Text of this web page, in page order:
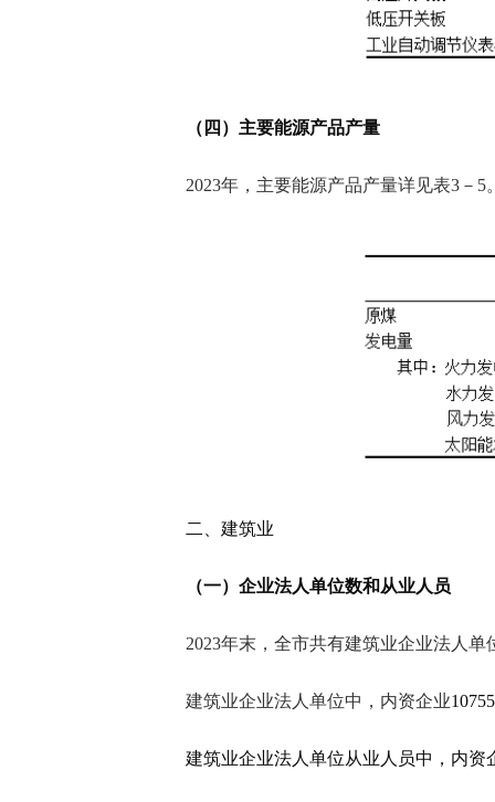
（四）主要能源产品产量
2023年，主要能源产品产量详见表3－5
二、建筑业
（一）企业法人单位数和从业人员
2023年末，全市共有建筑业企业法人单
建筑业企业法人单位中，内资企业10755
建筑业企业法人单位从业人员中，内资